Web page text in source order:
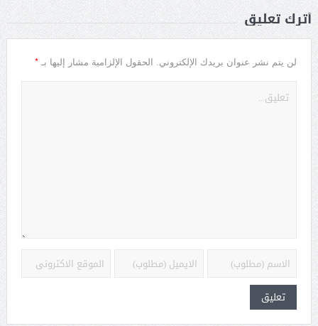
أترك تعليق
لن يتم نشر عنوان بريدك الإلكتروني. الحقول الإلزامية مشار إليها بـ *